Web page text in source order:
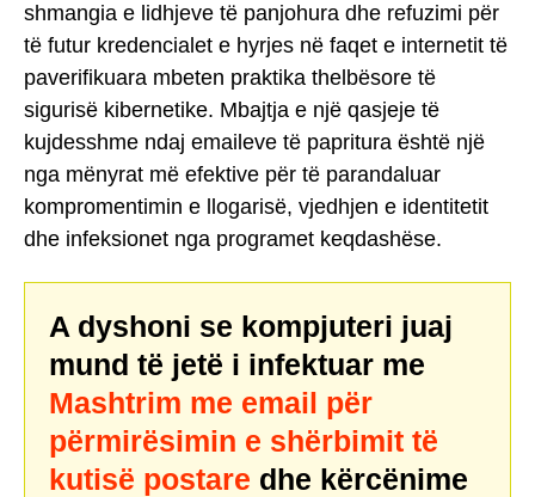
shmangia e lidhjeve të panjohura dhe refuzimi për
të futur kredencialet e hyrjes në faqet e internetit të
paverifikuara mbeten praktika thelbësore të
sigurisë kibernetike. Mbajtja e një qasjeje të
kujdesshme ndaj emaileve të papritura është një
nga mënyrat më efektive për të parandaluar
kompromentimin e llogarisë, vjedhjen e identitetit
dhe infeksionet nga programet keqdashëse.
A dyshoni se kompjuteri juaj
mund të jetë i infektuar me
Mashtrim me email për
përmirësimin e shërbimit të
kutisë postare dhe kërcënime